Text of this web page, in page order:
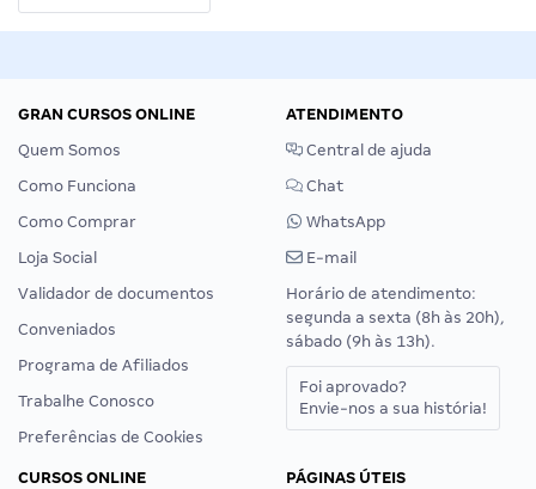
GRAN CURSOS ONLINE
Quem Somos
Como Funciona
Como Comprar
Loja Social
Validador de documentos
Conveniados
Programa de Afiliados
Trabalhe Conosco
Preferências de Cookies
ATENDIMENTO
Central de ajuda
Chat
WhatsApp
E-mail
Horário de atendimento:
segunda a sexta (8h às 20h),
sábado (9h às 13h).
Foi aprovado?
Envie-nos a sua história!
CURSOS ONLINE
PÁGINAS ÚTEIS